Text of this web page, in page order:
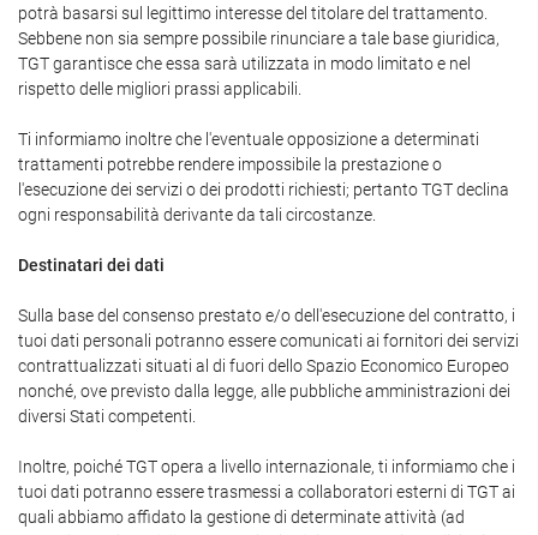
potrà basarsi sul legittimo interesse del titolare del trattamento.
Sebbene non sia sempre possibile rinunciare a tale base giuridica,
TGT garantisce che essa sarà utilizzata in modo limitato e nel
rispetto delle migliori prassi applicabili.
Ti informiamo inoltre che l'eventuale opposizione a determinati
trattamenti potrebbe rendere impossibile la prestazione o
l'esecuzione dei servizi o dei prodotti richiesti; pertanto TGT declina
ogni responsabilità derivante da tali circostanze.
Destinatari dei dati
Sulla base del consenso prestato e/o dell'esecuzione del contratto, i
tuoi dati personali potranno essere comunicati ai fornitori dei servizi
contrattualizzati situati al di fuori dello Spazio Economico Europeo
nonché, ove previsto dalla legge, alle pubbliche amministrazioni dei
diversi Stati competenti.
Inoltre, poiché TGT opera a livello internazionale, ti informiamo che i
tuoi dati potranno essere trasmessi a collaboratori esterni di TGT ai
quali abbiamo affidato la gestione di determinate attività (ad